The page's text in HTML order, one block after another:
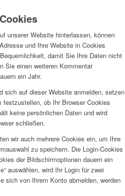
unserer Website hinterlassen, können
und Ihre Website in Cookies
damit Sie Ihre Daten nicht
Sie einen weiteren Kommentar
ein Jahr.
sich auf dieser Website anmelden, setzen
festzustellen, ob Ihr Browser Cookies
keine persönlichen Daten und wird
schließen.
wir auch mehrere Cookies ein, um Ihre
zu speichern. Die Login-Cookies
der Bildschirmoptionen dauern ein
auswählen, wird Ihr Login für zwei
sich von Ihrem Konto abmelden, werden